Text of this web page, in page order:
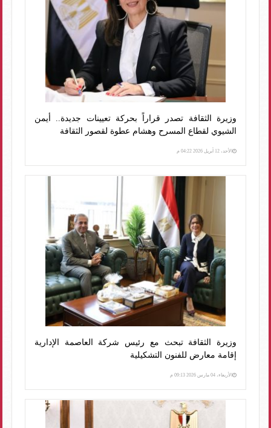
وزيرة الثقافة تصدر قراراً بحركة تعيينات جديدة.. أيمن
الشيوي لقطاع المسرح وهشام عطوة لقصور الثقافة
الأحد، 12 أبريل 2026 04:22 م
وزيرة الثقافة تبحث مع رئيس شركة العاصمة الإدارية
إقامة معارض للفنون التشكيلية
الأربعاء، 04 مارس 2026 09:13 م